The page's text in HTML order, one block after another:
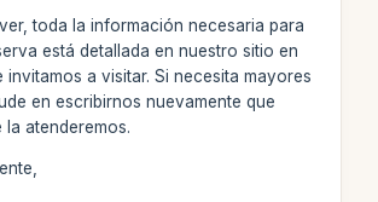
toda la información necesaria para
está detallada en nuestro sitio en
invitamos a visitar. Si necesita mayores
en escribirnos nuevamente que
la atenderemos.